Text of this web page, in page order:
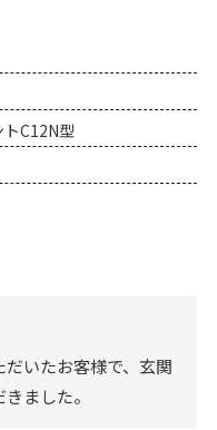
C12N型
いたお客様で、玄関
ました。